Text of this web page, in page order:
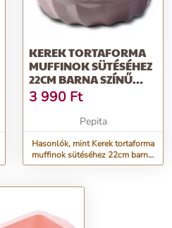
KEREK TORTAFORMA
MUFFINOK SÜTÉSÉHEZ
22CM BARNA SZÍNŰ
SÜTŐFORMÁVAL
3 990 Ft
Pepita
Hasonlók, mint Kerek tortaforma
muffinok sütéséhez 22cm barna
színű sütőformával